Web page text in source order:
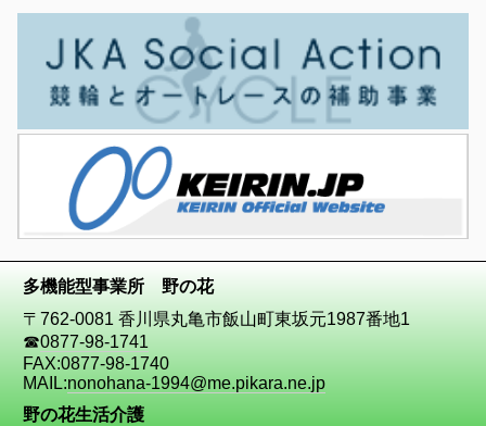
多機能型事業所 野の花
〒762-0081 香川県丸亀市飯山町東坂元1987番地1
☎0877-98-1741
FAX:0877-98-1740
MAIL:nonohana-1994@me.pikara.ne.jp
野の花生活介護